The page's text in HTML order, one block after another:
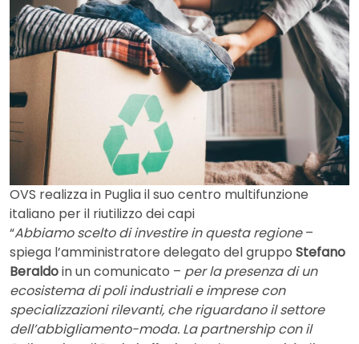
OVS realizza in Puglia il suo centro multifunzione
italiano per il riutilizzo dei capi
“Abbiamo scelto di investire in questa regione–
spiega l’amministratore delegato del gruppo Stefano
Beraldoin un comunicato – per la presenza di un
ecosistema di poli industriali e imprese con
specializzazioni rilevanti, che riguardano il settore
dell’abbigliamento-moda. La partnership con il